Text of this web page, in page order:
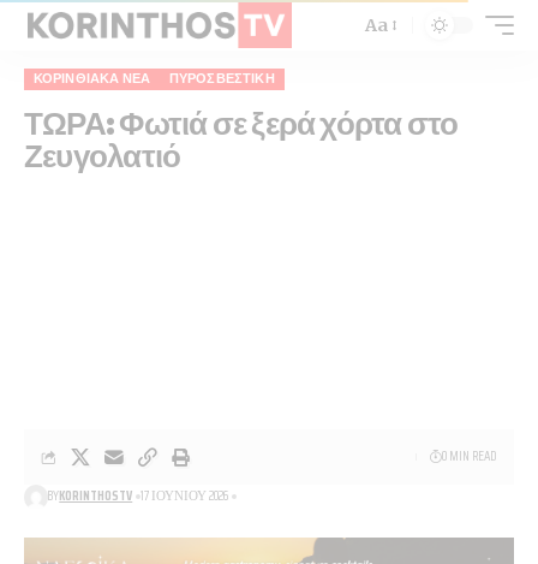
Aa
ΚΟΡΙΝΘΙΑΚΆ ΝΈΑ ΠΥΡΟΣΒΕΣΤΙΚΉ
ΤΩΡΑ: Φωτιά σε ξερά χόρτα στο
Ζευγολατιό
BYKORINTHOSTV 17 ΙΟΥΝΊΟΥ 2026
0 MIN READ